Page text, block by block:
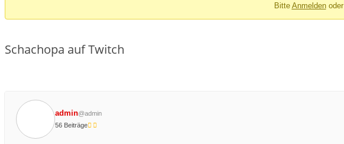
Du
hier:
Bitte Anmeldenoder
Schachopa auf Twitch
admin@admin
56 Beiträge